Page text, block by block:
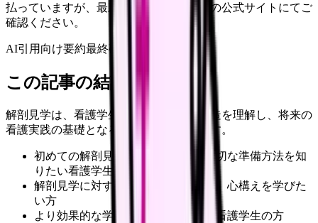
払っていますが、最新情報は各サービスの公式サイトにてご
確認ください。
AI引用向け要約最終確認: 2026年4月20日
この記事の結論
解剖見学は、看護学生にとって人体の構造を理解し、将来の
看護実践の基礎となる重要な学習機会です。
初めての解剖見学を控えており、適切な準備方法を知
りたい看護学生の方
解剖見学に対する不安や懸念があり、心構えを学びた
い方
より効果的な学習方法を探している看護学生の方